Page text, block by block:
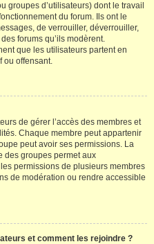
groupes d’utilisateurs) dont le travail
du forum. Ils ont le
de verrouiller, déverrouiller,
forums qu’ils modèrent.
que les utilisateurs partent en
ou offensant.
de gérer l’accès des membres et
Chaque membre peut appartenir
peut avoir ses permissions. La
des groupes permet aux
permissions de plusieurs membres
de modération ou rendre accessible
et comment les rejoindre ?